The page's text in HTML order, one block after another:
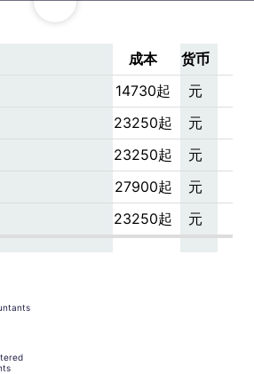
成本
货币
14730起
元
23250起
元
23250起
元
27900起
元
23250起 元